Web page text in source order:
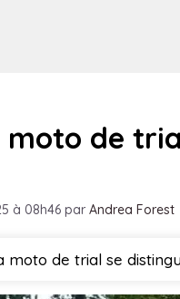
moto de
à 08h46 par Andrea Forest
moto de trial se